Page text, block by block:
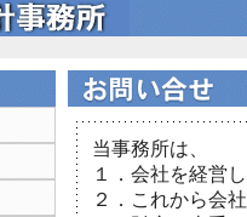
当事務所は、
１．会社を経営
２．これから会